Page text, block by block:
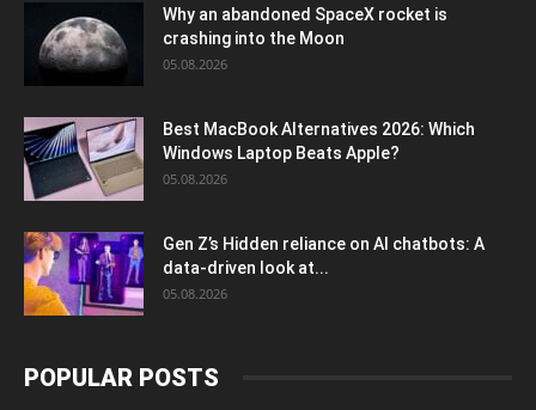
Why an abandoned SpaceX rocket is
crashing into the Moon
05.08.2026
Best MacBook Alternatives 2026: Which
Windows Laptop Beats Apple?
05.08.2026
Gen Z’s Hidden reliance on AI chatbots: A
data-driven look at...
05.08.2026
POPULAR POSTS